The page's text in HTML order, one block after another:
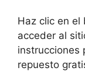
Haz clic en el
acceder al
instrucciones
repuesto